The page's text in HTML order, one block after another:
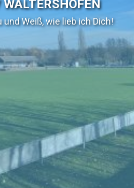
WALTERSHOFEN
und Weiß, wie lieb ich Dich!